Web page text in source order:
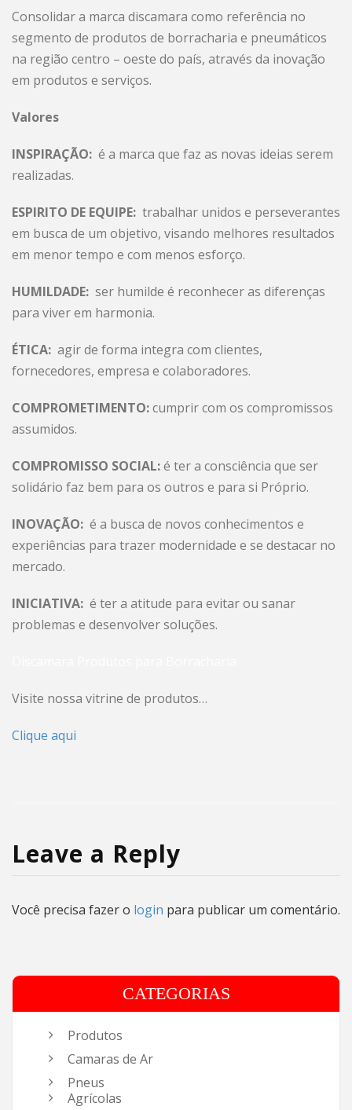
Consolidar a marca discamara como referência no
segmento de produtos de borracharia e pneumáticos
na região centro – oeste do país, através da inovação
em produtos e serviços.
Valores
INSPIRAÇÃO: é a marca que faz as novas ideias serem
realizadas.
ESPIRITO DE EQUIPE: trabalhar unidos e perseverantes
em busca de um objetivo, visando melhores resultados
em menor tempo e com menos esforço.
HUMILDADE: ser humilde é reconhecer as diferenças
para viver em harmonia.
ÉTICA: agir de forma integra com clientes,
fornecedores, empresa e colaboradores.
COMPROMETIMENTO:cumprir com os compromissos
assumidos.
COMPROMISSO SOCIAL:é ter a consciência que ser
solidário faz bem para os outros e para si Próprio.
INOVAÇÃO: é a busca de novos conhecimentos e
experiências para trazer modernidade e se destacar no
mercado.
INICIATIVA: é ter a atitude para evitar ou sanar
problemas e desenvolver soluções.
Visite nossa vitrine de produtos…
Clique aqui
Leave a Reply
Você precisa fazer o login para publicar um comentário.
CATEGORIAS
Produtos
Camaras de Ar
Pneus
Agrícolas